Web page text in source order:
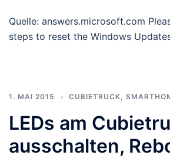
Quelle: answers.microsoft.com
steps to reset the Windows
1. MAI 2015 CUBIETRUCK,
LEDs am
ausschalten,